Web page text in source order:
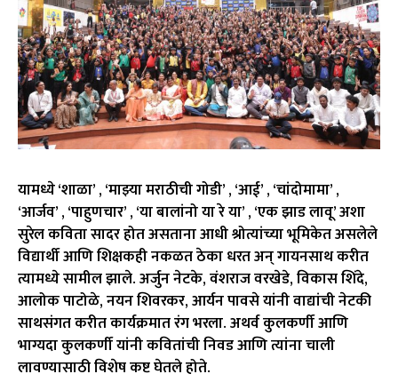
यामध्ये ‘शाळा’ , ‘माझ्या मराठीची गोडी’ , ‘आई’ , ‘चांदोमामा’ ,
‘आर्जव’ , ‘पाहुणचार’ , ‘या बालांनो या रे या’ , ‘एक झाड लावू’ अशा
सुरेल कविता सादर होत असताना आधी श्रोत्यांच्या भूमिकेत असलेले
विद्यार्थी आणि शिक्षकही नकळत ठेका धरत अन् गायनसाथ करीत
त्यामध्ये सामील झाले. अर्जुन नेटके, वंशराज वरखेडे, विकास शिंदे,
आलोक पाटोळे, नयन शिवरकर, आर्यन पावसे यांनी वाद्यांची नेटकी
साथसंगत करीत कार्यक्रमात रंग भरला. अथर्व कुलकर्णी आणि
भाग्यदा कुलकर्णी यांनी कवितांची निवड आणि त्यांना चाली
लावण्यासाठी विशेष कष्ट घेतले होते.